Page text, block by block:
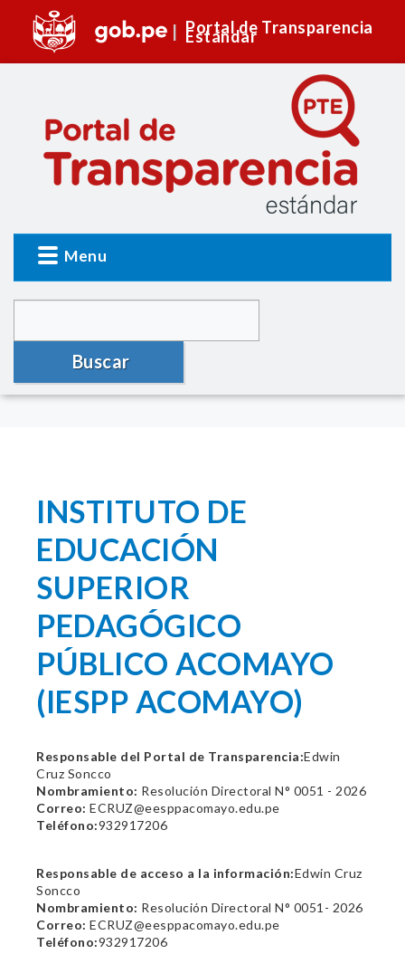
Portal de Transparencia
Estándar
Menu
Buscar
INSTITUTO DE
EDUCACIÓN
SUPERIOR
PEDAGÓGICO
PÚBLICO ACOMAYO
(IESPP ACOMAYO)
Responsable del Portal de Transparencia:Edwin
Cruz Soncco
Nombramiento: Resolución Directoral N° 0051 - 2026
Correo: ECRUZ@eesppacomayo.edu.pe
Teléfono:932917206
Responsable de acceso a la información:Edwin Cruz
Soncco
Nombramiento: Resolución Directoral N° 0051- 2026
Correo: ECRUZ@eesppacomayo.edu.pe
Teléfono:932917206